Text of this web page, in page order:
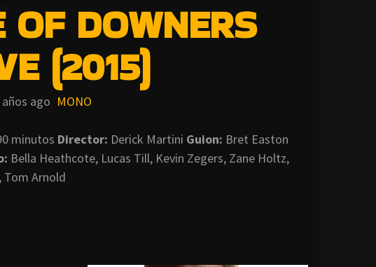
OF DOWNERS
(2015)
años ago MONO
minutos Director: Derick Martini Guion: Bret Easton
Bella Heathcote, Lucas Till, Kevin Zegers, Zane Holtz,
Tom Arnold